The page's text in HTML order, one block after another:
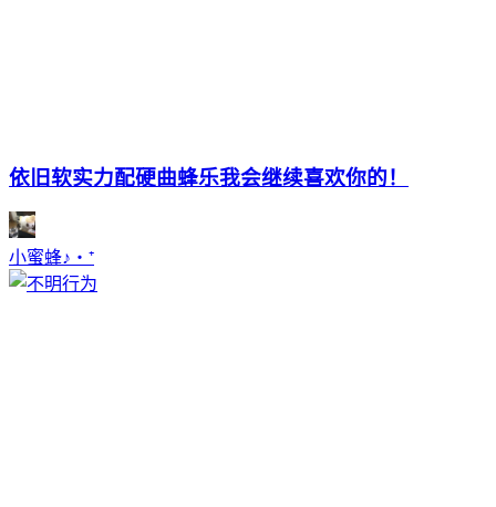
依旧软实力配硬曲蜂乐我会继续喜欢你的！
小蜜蜂♪‧⁺